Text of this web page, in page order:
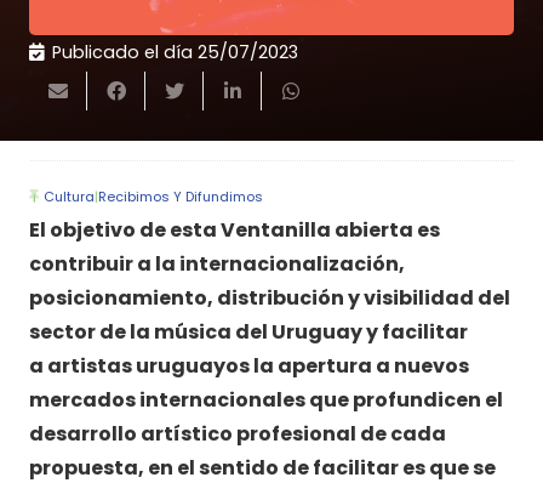
Publicado el día 25/07/2023
Cultura|Recibimos Y Difundimos
El objetivo de esta Ventanilla abierta es
contribuir a la internacionalización,
posicionamiento, distribución y visibilidad del
sector de la música del Uruguay y facilitar
a artistas uruguayos la apertura a nuevos
mercados internacionales que profundicen el
desarrollo artístico profesional de cada
propuesta, en el sentido de facilitar es que se